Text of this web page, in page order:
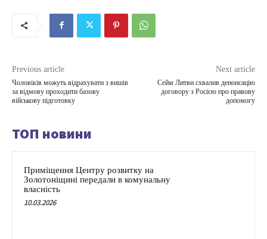
Previous article
Чоловіків можуть відрахувати з вишів
за відмову проходити базову
військову підготовку
Next article
Сейм Литви схвалив денонсацію
договору з Росією про правову
допомогу
ТОП новини
Приміщення Центру розвитку на
Золотоніщині передали в комунальну
власність
10.03.2026